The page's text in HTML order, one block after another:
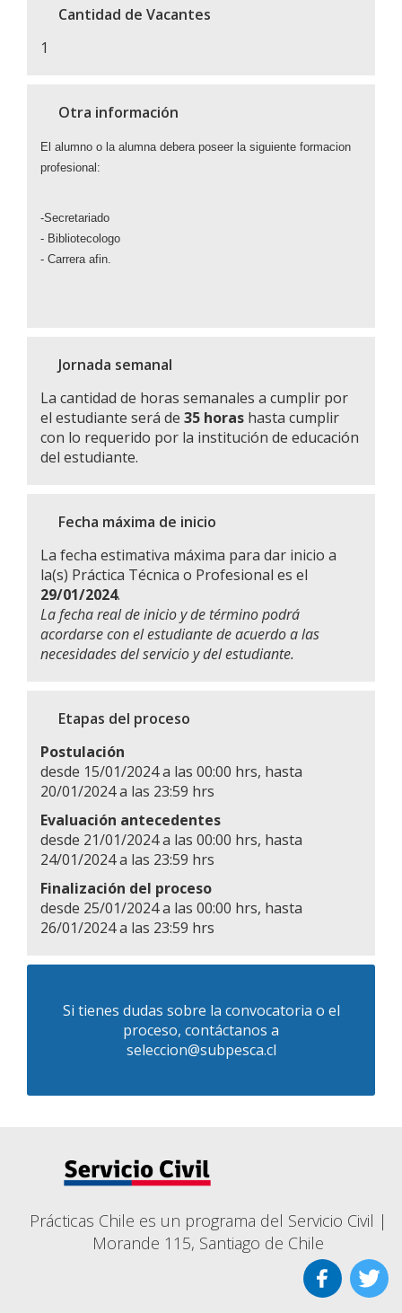
Cantidad de Vacantes
1
Otra información
El alumno o la alumna debera poseer la siguiente formacion
profesional:
-Secretariado
- Bibliotecologo
- Carrera afin.
Jornada semanal
La cantidad de horas semanales a cumplir por
el estudiante será de 35 horas hasta cumplir
con lo requerido por la institución de educación
del estudiante.
Fecha máxima de inicio
La fecha estimativa máxima para dar inicio a
la(s) Práctica Técnica o Profesional es el
29/01/2024.
La fecha real de inicio y de término podrá
acordarse con el estudiante de acuerdo a las
necesidades del servicio y del estudiante.
Etapas del proceso
Postulación
desde 15/01/2024 a las 00:00 hrs, hasta
20/01/2024 a las 23:59 hrs
Evaluación antecedentes
desde 21/01/2024 a las 00:00 hrs, hasta
24/01/2024 a las 23:59 hrs
Finalización del proceso
desde 25/01/2024 a las 00:00 hrs, hasta
26/01/2024 a las 23:59 hrs
Si tienes dudas sobre la convocatoria o el
proceso, contáctanos a
seleccion@subpesca.cl
Prácticas Chile es un programa del Servicio Civil |
Morande 115, Santiago de Chile